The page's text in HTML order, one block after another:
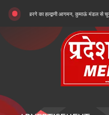
Skip
content
खरगे का हल्द्वानी आगमन, कुमाऊं मंडल से चुनावी शंखनाद